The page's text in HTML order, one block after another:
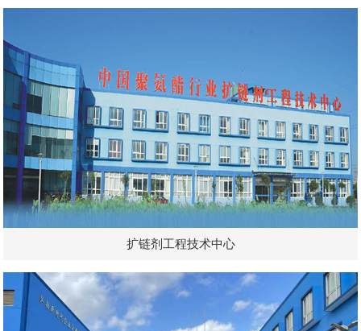
扩链剂工程技术中心